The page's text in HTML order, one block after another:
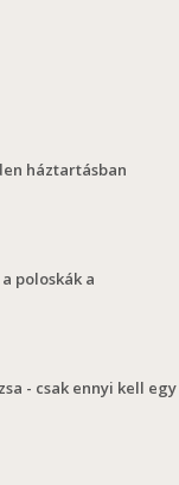
háztartásban
poloskák a
- csak ennyi kell egy